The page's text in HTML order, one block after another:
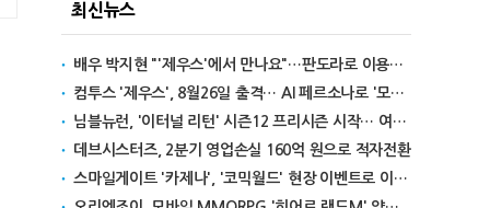
최신뉴스
배우 박지현 "'제우스'에서 만나요"…판도라로 이용자와 첫 만남
컴투스 '제우스', 8월26일 출격… AI 페르소나로 '모두를 위한 MMORPG' 선언
님블뉴런, '이터널 리턴' 시즌12 프리시즌 시작… 여름 테마 스킨도 출시
데브시스터즈, 2분기 영업손실 160억 원으로 적자전환
스마일게이트 '카제나', '코믹월드' 현장 이벤트로 이용자와 만난다